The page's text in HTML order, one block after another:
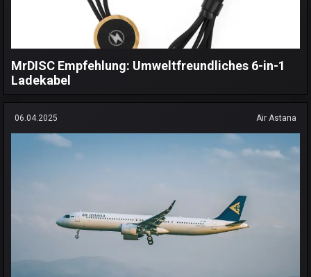
MrDISC Empfehlung: Umweltfreundliches 6-in-1
Ladekabel
06.04.2025 Air Astana